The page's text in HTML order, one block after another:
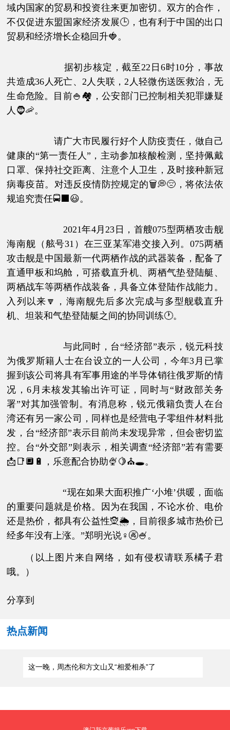
域内国家的贸易和投资往来更加密切。双方的合作，
不仅促进东盟国家经济发展🕒，也有利于中国的出口
贸易和经济增长企稳回升🍓。
据初步核定，截至22日6时10分，事故
共造成36人死亡、2人失联，2人轻微伤送医救治，无
生命危险。目前🍚🏘，公安部门已控制相关犯罪嫌疑
人🧔🦐。
请广大市民履行好个人防疫责任，做自己
健康的“第一责任人”，主动参加核酸检测，坚持佩戴
口罩、保持社交距离、注意个人卫生，及时接种新冠
病毒疫苗。对违反疫情防控规定的🗑💭😔，将依法依
规追究责任🚍⬛😃。
2021年4月23日，首艘075型两栖攻击舰
海南舰（舷号31）在三亚某军港交接入列。075两栖
攻击舰是中国最新一代两栖作战的武器装备，配备了
直通甲板和坞舱，可搭载直升机、两栖气垫登陆艇、
两栖战车等两栖作战装备，具备立体登陆作战能力。
入列以来🔽，海南舰先后多次完成与多型舰载直升
机、坦装和气垫登陆艇之间的协同训练🕐。
与此同时，台“经济部”表示，锐元科技
为俄罗斯籍人士在台设立的一人公司，今年3月已掌
握到该公司将具有军事用途的半导体销往俄罗斯的情
况，6月未核发其输出许可证，同时与“财政部关务
署”对其加强管制。有消息称，锐元俄籍负责人在台
湾还有另一家公司，同样也是经营电子零组件材料批
发，台“经济部”表示目前尚未发现异常，但会密切监
控。台“外交部”则表示，相关调查“经济部”若有需要
📩📑🔲🔋，乐意配合协助🍨🍋⛪🕳。
“现在如果大面积推广‘小堆’供暖，面临
的重要问题就是价格。因为在我国，不论水价、电价
还是热价，都具有公益性🧝🌦，目前很多城市热价已
经多年没有上涨。”郑明光说♀🚱🍧。
（以上图片来自网络，如有侵权请联系橘子君
哦。）
分享到
热点新闻